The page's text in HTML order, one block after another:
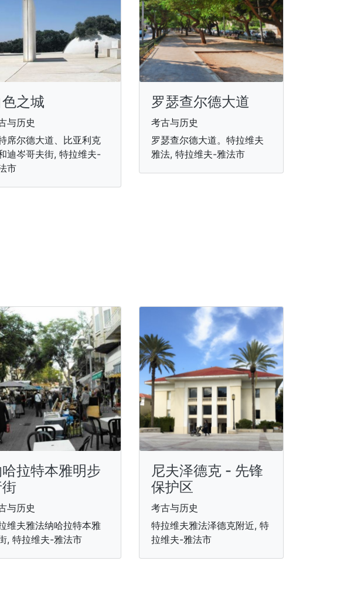
之城
与历史
席尔德大道、比亚利克
迪岑哥夫街, 特拉维夫-
市
罗瑟查尔德大道
考古与历史
罗瑟查尔德大道。特拉维夫
雅法, 特拉维夫-雅法市
拉特本雅明步
与历史
维夫雅法纳哈拉特本雅
, 特拉维夫-雅法市
尼夫泽德克 - 先锋
保护区
考古与历史
特拉维夫雅法泽德克附近, 特
拉维夫-雅法市